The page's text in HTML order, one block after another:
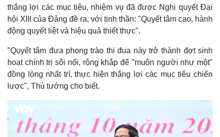
thắng lợi các mục tiêu, nhiệm vụ đã được Nghị quyết Đại
hội XIII của Đảng đề ra, với tinh thần: "Quyết tâm cao, hành
động quyết liệt và hiệu quả thiết thực".
"Quyết tâm đưa phong trào thi đua này trở thành đợt sinh
hoạt chính trị sôi nổi, rộng khắp để "muôn người như một"
đồng lòng nhất trí, thực hiện thắng lợi các mục tiêu chiến
lược", Thủ tướng cho biết.